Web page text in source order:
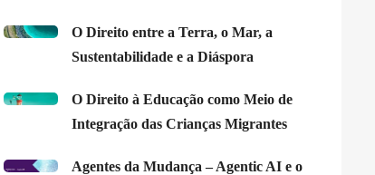
O Direito entre a Terra, o Mar, a
Sustentabilidade e a Diáspora
O Direito à Educação como Meio de
Integração das Crianças Migrantes
Agentes da Mudança – Agentic AI e o